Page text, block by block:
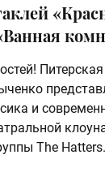
и
The Hatters.